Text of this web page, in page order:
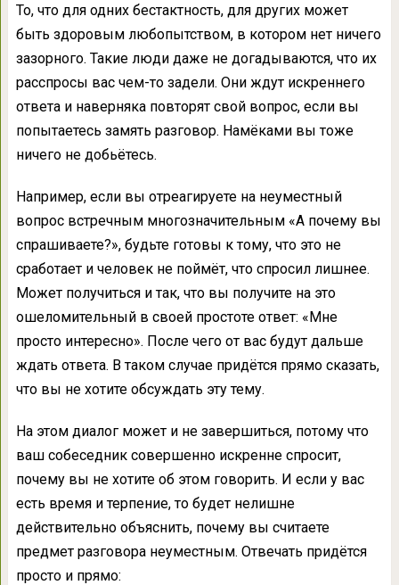
То, что для одних бестактность, для других может
быть здоровым любопытством, в котором нет ничего
зазорного. Такие люди даже не догадываются, что их
расспросы вас чем-то задели. Они ждут искреннего
ответа и наверняка повторят свой вопрос, если вы
попытаетесь замять разговор. Намёками вы тоже
ничего не добьётесь.
Например, если вы отреагируете на неуместный
вопрос встречным многозначительным «А почему вы
спрашиваете?», будьте готовы к тому, что это не
сработает и человек не поймёт, что спросил лишнее.
Может получиться и так, что вы получите на это
ошеломительный в своей простоте ответ: «Мне
просто интересно». После чего от вас будут дальше
ждать ответа. В таком случае придётся прямо сказать,
что вы не хотите обсуждать эту тему.
На этом диалог может и не завершиться, потому что
ваш собеседник совершенно искренне спросит,
почему вы не хотите об этом говорить. И если у вас
есть время и терпение, то будет нелишне
действительно объяснить, почему вы считаете
предмет разговора неуместным. Отвечать придётся
просто и прямо: